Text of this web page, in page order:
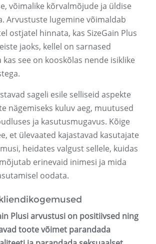
võimalike kõrvalmõjude ja üldise
Arvustuste lugemine võimaldab
ostjatel hinnata, kas SizeGain Plus
jaoks, kellel on sarnased
see on kooskõlas nende isiklike
sageli esile selliseid aspekte
nägemiseks kuluv aeg, muutused
ja kasutusmugavus. Kõige
et ülevaated kajastavad kasutajate
heidates valgust sellele, kuidas
erinevaid inimesi ja mida
oodata.
Plusi arvustusi on positiivsed ning
toote võimet parandada